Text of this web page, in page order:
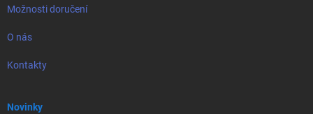
Možnosti doručení
O nás
Kontakty
Novinky